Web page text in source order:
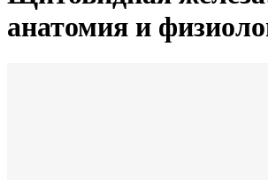
анатомия и